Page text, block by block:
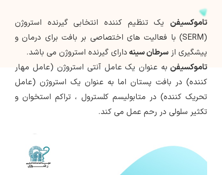
تاموکسیفن یک تنظیم کننده انتخابی گیرنده استروژن
(SERM) با فعالیت های اختصاصی بر بافت برای درمان و
پیشگیری از سرطان سینه دارای گیرنده استروژن می باشد.
تاموکسیفن به عنوان یک عامل آنتی استروژن (عامل مهار
کننده) در بافت پستان اما به عنوان یک استروژن (عامل
تحریک کننده) در متابولیسم کلسترول ، تراکم استخوان و
تکثیر سلولی در رحم عمل می کند.